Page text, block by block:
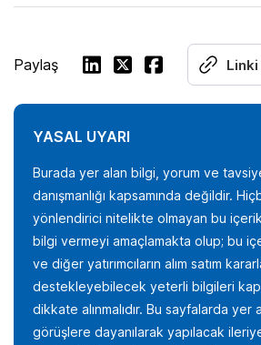
Paylaş
YASAL UYARI
Burada yer alan bilgi, yorum ve
danışmanlığı kapsamında değildir.
yönlendirici nitelikte olmayan bu
bilgi vermeyi amaçlamakta olup; bu
ve diğer yatırımcıların alım satım
destekleyebilecek yeterli bilgileri
dikkate alınmalıdır. Bu sayfalarda
görüşlere dayanılarak yapılacak